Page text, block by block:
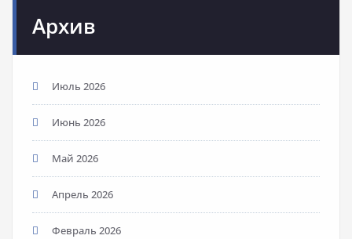
Архив
Июль 2026
Июнь 2026
Май 2026
Апрель 2026
Февраль 2026